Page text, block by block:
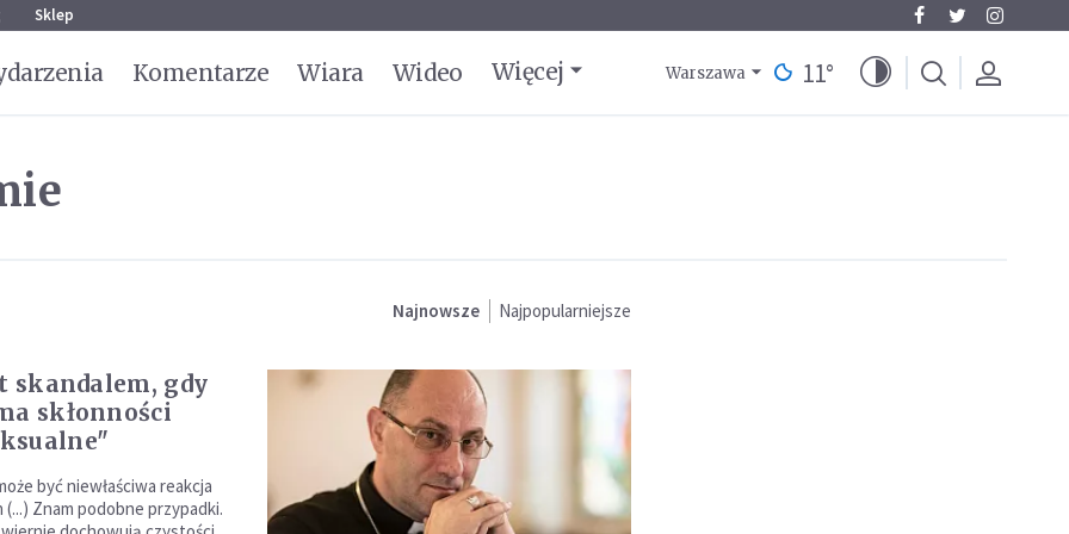
Sklep
Komentarze Wiara Wideo Więcej Warszawa 11°
Najnowsze Najpopularniejsze
skandalem, gdy
skłon­ności
być niewłaściwa reakcja
(...) Znam podobne przypadki.